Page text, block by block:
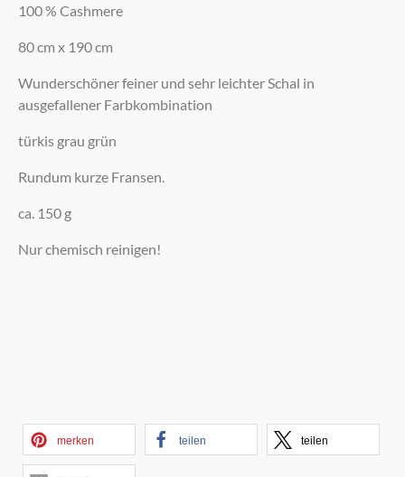
100 % Cashmere
80 cm x 190 cm
Wunderschöner feiner und sehr leichter Schal in
ausgefallener Farbkombination
türkis grau grün
Rundum kurze Fransen.
ca. 150 g
Nur chemisch reinigen!
merken teilen teilen